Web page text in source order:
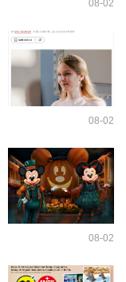
08-02
08-02
08-02